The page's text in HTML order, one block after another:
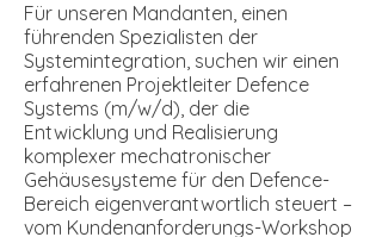
Für unseren Mandanten, einen
führenden Spezialisten der
Systemintegration, suchen wir einen
erfahrenen Projektleiter Defence
Systems (m/w/d), der die
Entwicklung und Realisierung
komplexer mechatronischer
Gehäusesysteme für den Defence-
Bereich eigenverantwortlich steuert –
vom Kundenanforderungs-Workshop